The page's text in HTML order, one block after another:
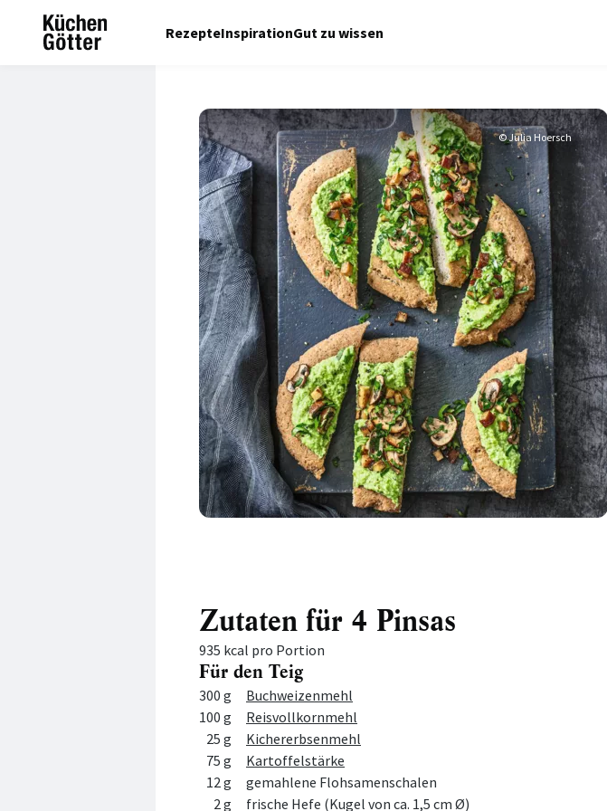
RezepteInspirationGut zu wissen
© Julia Hoersch
Zutaten für 4 Pinsas
935 kcal pro Portion
Für den Teig
Menge Zutat
300 g
Buchweizenmehl
100 g
Reisvollkornmehl
25 g
Kichererbsenmehl
75 g
Kartoffelstärke
12 g
gemahlene Flohsamenschalen
2 g
frische Hefe (Kugel von ca. 1,5 cm Ø)